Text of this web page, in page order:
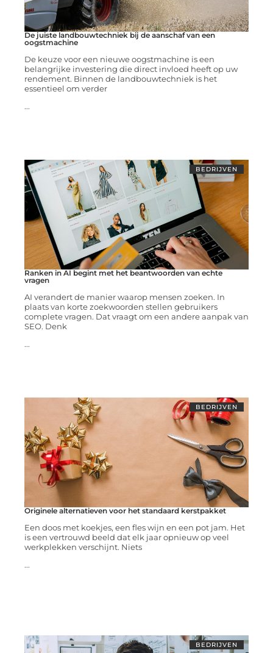
De juiste landbouwtechniek bij de aanschaf van een
oogstmachine
De keuze voor een nieuwe oogstmachine is een
belangrijke investering die direct invloed heeft op uw
rendement. Binnen de landbouwtechniek is het
essentieel om verder
...
BEDRIJVEN
Ranken in AI begint met het beantwoorden van echte
vragen
AI verandert de manier waarop mensen zoeken. In
plaats van korte zoekwoorden stellen gebruikers
complete vragen. Dat vraagt om een andere aanpak van
SEO. Denk
...
BEDRIJVEN
Originele alternatieven voor het standaard kerstpakket
Een doos met koekjes, een fles wijn en een pot jam. Het
is een vertrouwd beeld dat elk jaar opnieuw op veel
werkplekken verschijnt. Niets
...
BEDRIJVEN